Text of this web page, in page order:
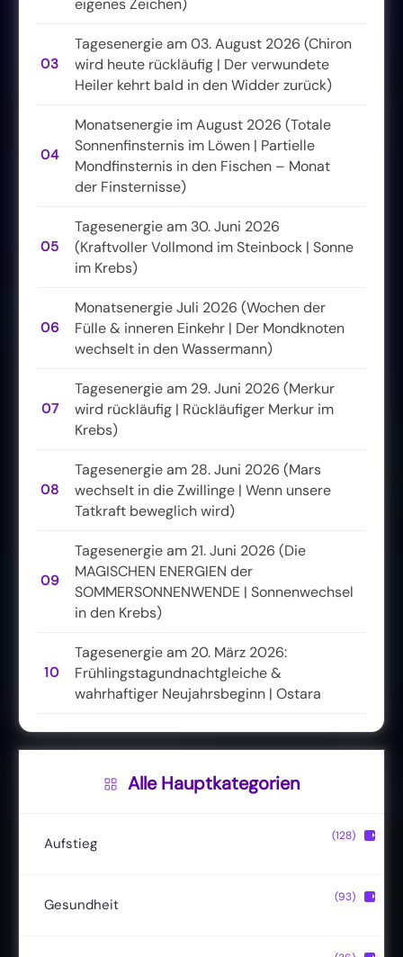
eigenes Zeichen)
03
Tagesenergie am 03. August 2026 (Chiron
wird heute rückläufig | Der verwundete
Heiler kehrt bald in den Widder zurück)
04
Monatsenergie im August 2026 (Totale
Sonnenfinsternis im Löwen | Partielle
Mondfinsternis in den Fischen – Monat
der Finsternisse)
05
Tagesenergie am 30. Juni 2026
(Kraftvoller Vollmond im Steinbock | Sonne
im Krebs)
06
Monatsenergie Juli 2026 (Wochen der
Fülle & inneren Einkehr | Der Mondknoten
wechselt in den Wassermann)
07
Tagesenergie am 29. Juni 2026 (Merkur
wird rückläufig | Rückläufiger Merkur im
Krebs)
08
Tagesenergie am 28. Juni 2026 (Mars
wechselt in die Zwillinge | Wenn unsere
Tatkraft beweglich wird)
09
Tagesenergie am 21. Juni 2026 (Die
MAGISCHEN ENERGIEN der
SOMMERSONNENWENDE | Sonnenwechsel
in den Krebs)
10
Tagesenergie am 20. März 2026:
Frühlingstagundnachtgleiche &
wahrhaftiger Neujahrsbeginn | Ostara
Alle Hauptkategorien
Aufstieg
Christusbewusstsein (20)
(11)
(128) ▶
Gesundheit (93) ▶